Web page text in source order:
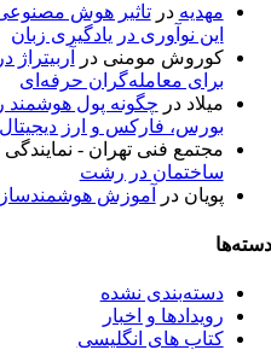
مهدیه در تاثیر هوش مصنوعی
این نوآوری در یادگیری زبان
کوروش مومنی در
برای معامله‌گران حرفه‌ای
میلاد در چگونه پول هوشمند
بورس، فارکس و ارز دیجیتال
مجتمع فنی تهران - نمایندگی
ساختمان در رشت
پویان در آموزش
دسته‌بندی نشده
رویدادها و اخبار
کتاب های انگلیسی